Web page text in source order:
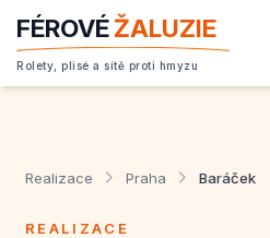
FÉROVÉŽALUZIE
Rolety, plisé a sítě proti hmyzu
Realizace Praha Baráček
REALIZACE